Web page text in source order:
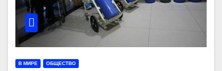
В МИРЕ ОБЩЕСТВО